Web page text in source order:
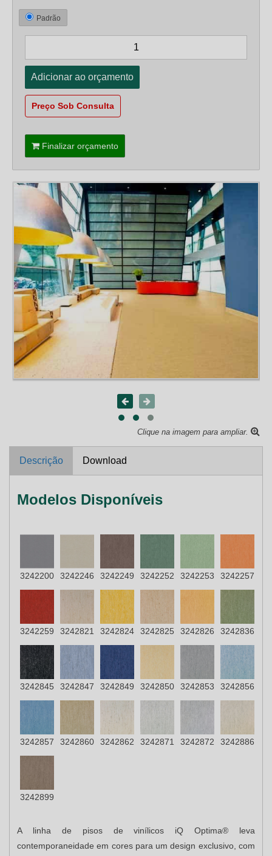
Padrão
Preço Sob Consulta
Finalizar orçamento
Clique na imagem para ampliar.
Descrição Download
Modelos Disponíveis
3242200 3242246 3242249 3242252 3242253 3242257
3242259 3242821 3242824 3242825 3242826 3242836
3242845 3242847 3242849 3242850 3242853 3242856
3242857 3242860 3242862 3242871 3242872 3242886
3242899
A linha de pisos de vinílicos iQ Optima® leva
contemporaneidade em cores para um design exclusivo, com